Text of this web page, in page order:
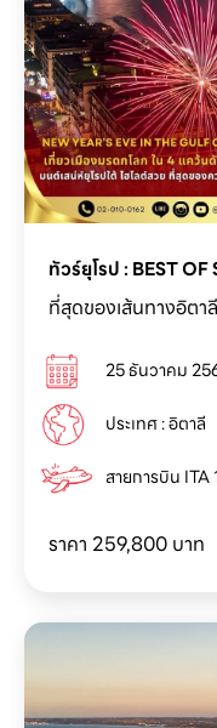
ทัวร์ยุโรป : BEST
ที่สุดของเส้นทางอิตา
25 ธันวาคม
ประเทศ : อิตาลี
สายการบิน ITA
ราคา 259, 800 บาท